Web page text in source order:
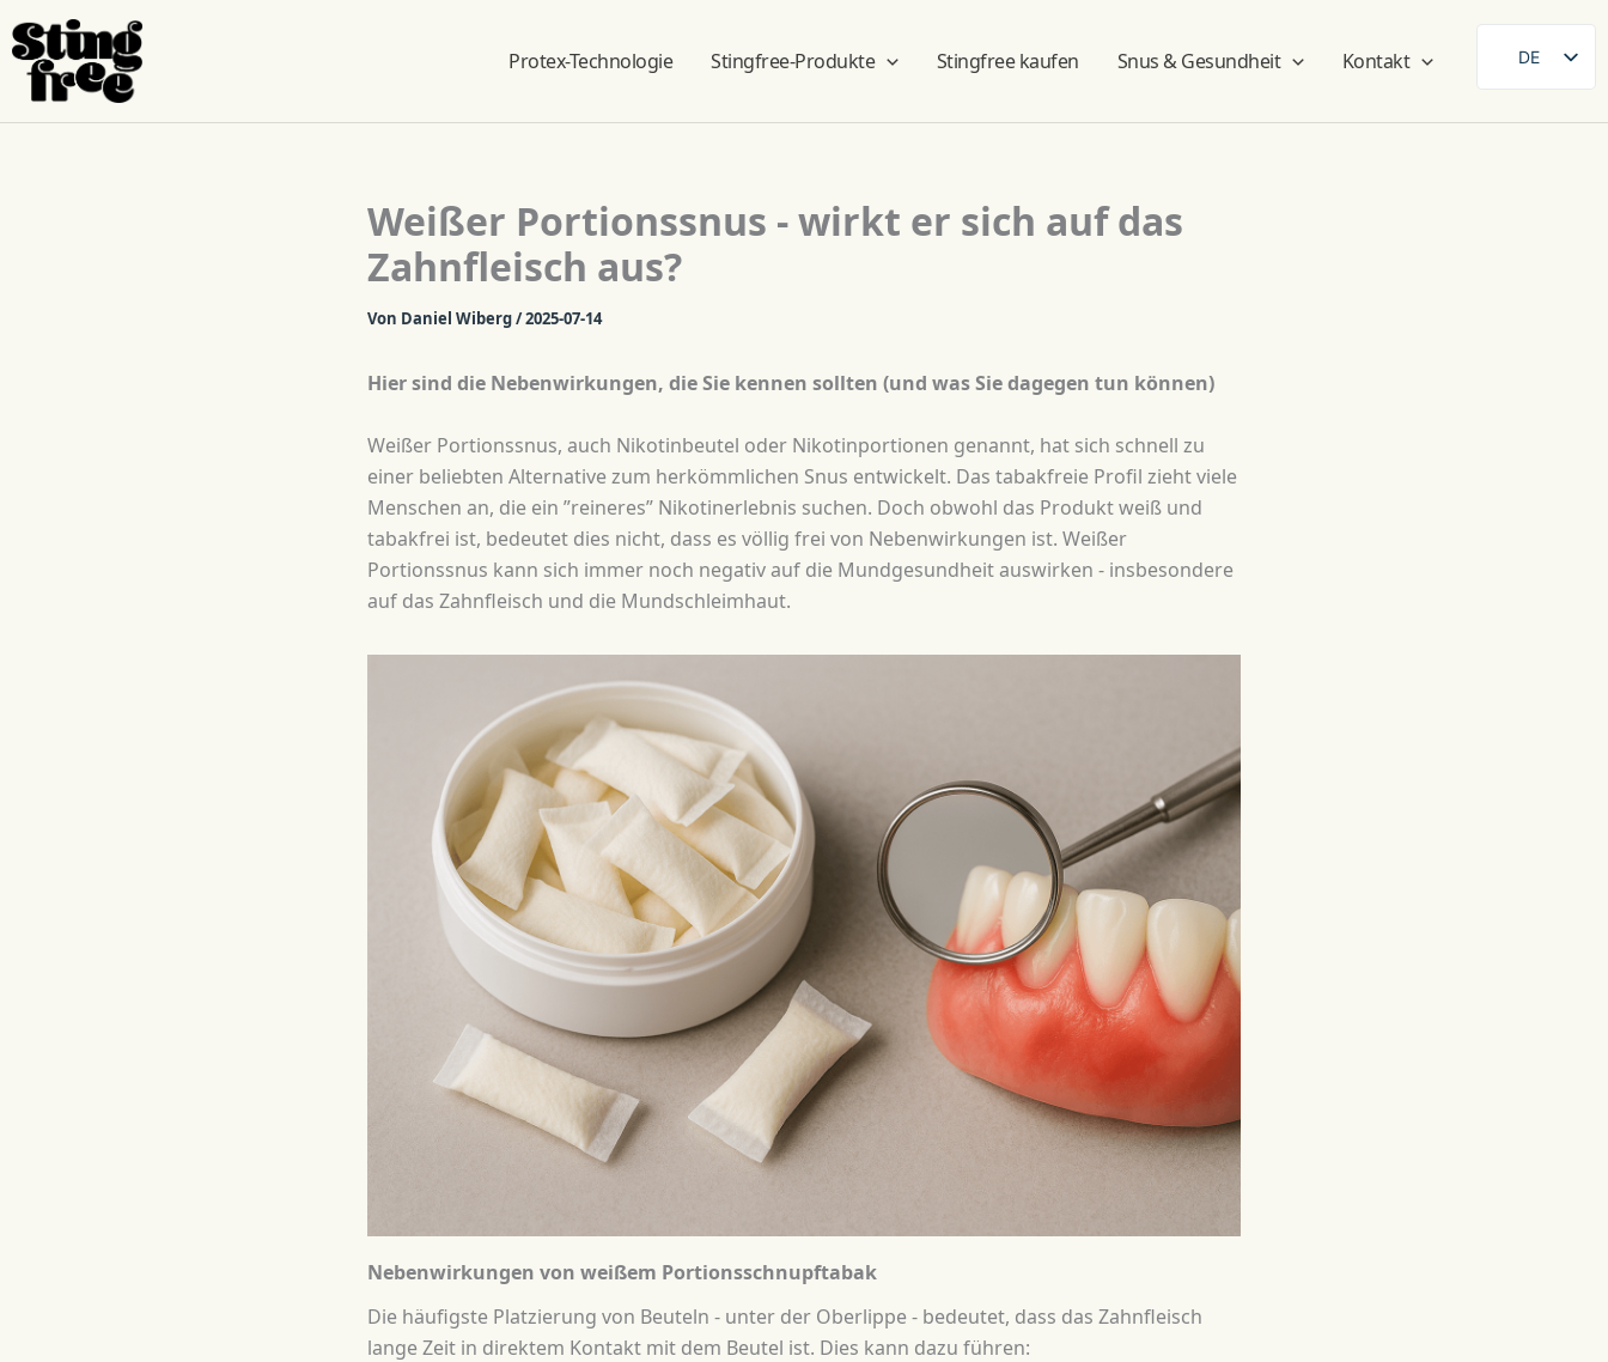
Protex-Technologie Stingfree-Produkte Stingfree kaufen Snus & Gesundheit Kontakt
DE
Weißer Portionssnus - wirkt er sich auf das
Zahnfleisch aus?
Von Daniel Wiberg/2025-07-14
Hier sind die Nebenwirkungen, die Sie kennen sollten (und was Sie dagegen tun können)
Weißer Portionssnus, auch Nikotinbeutel oder Nikotinportionen genannt, hat sich schnell zu
einer beliebten Alternative zum herkömmlichen Snus entwickelt. Das tabakfreie Profil zieht viele
Menschen an, die ein ”reineres” Nikotinerlebnis suchen. Doch obwohl das Produkt weiß und
tabakfrei ist, bedeutet dies nicht, dass es völlig frei von Nebenwirkungen ist. Weißer
Portionssnus kann sich immer noch negativ auf die Mundgesundheit auswirken - insbesondere
auf das Zahnfleisch und die Mundschleimhaut.
Nebenwirkungen von weißem Portionsschnupftabak
Die häufigste Platzierung von Beuteln - unter der Oberlippe - bedeutet, dass das Zahnfleisch
lange Zeit in direktem Kontakt mit dem Beutel ist. Dies kann dazu führen: